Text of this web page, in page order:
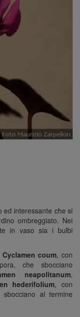
ed interessante che si
ombreggiato. Nei
in vaso sia i bulbi
Cyclamen coum, con
che sbocciano
neapolitanum,
hederifolium, con
al termine